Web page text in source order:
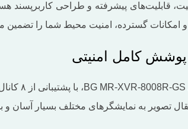
امکانات گسترده، امنیت محیط شما را تضمین
کامل امنیتی